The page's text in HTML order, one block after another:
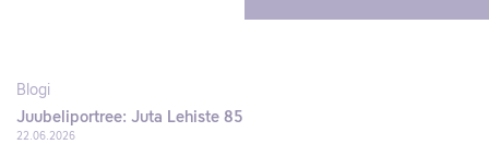
Blogi
Juubeliportree: Juta Lehiste 85
22.06.2026